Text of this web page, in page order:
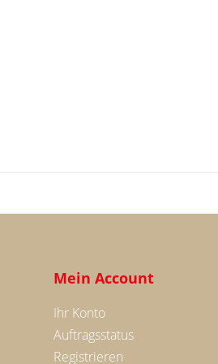
Mein Account
Ihr Konto
Auftragsstatus
Registrieren